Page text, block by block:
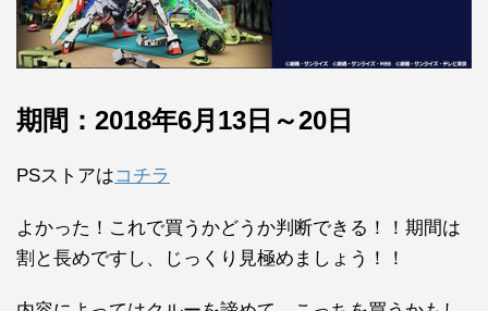
期間：2018年6月13日～20日
PSストアはコチラ
よかった！これで買うかどうか判断できる！！期間は
割と長めですし、じっくり見極めましょう！！